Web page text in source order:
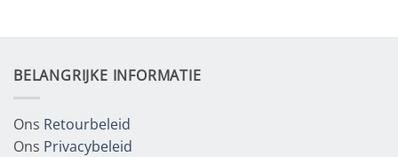
BELANGRIJKE INFORMATIE
Ons Retourbeleid
Ons Privacybeleid